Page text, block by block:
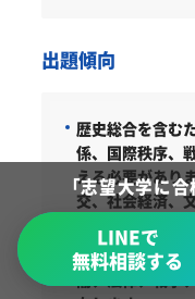
出題傾向
歴史総合を含む
係、国際秩序、
える必要があり
交、社会経済、
用語の暗記だ
問う学習が必要
閣、法律、戦争
「志望大学に
LINEで
無料相談する